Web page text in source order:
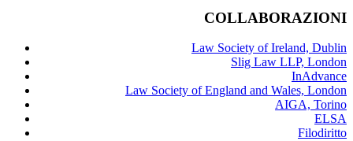
COLLABORAZIONI
Law Society of Ireland, Dublin
Slig Law LLP, London
InAdvance
Law Society of England and Wales, London
AIGA, Torino
ELSA
Filodiritto